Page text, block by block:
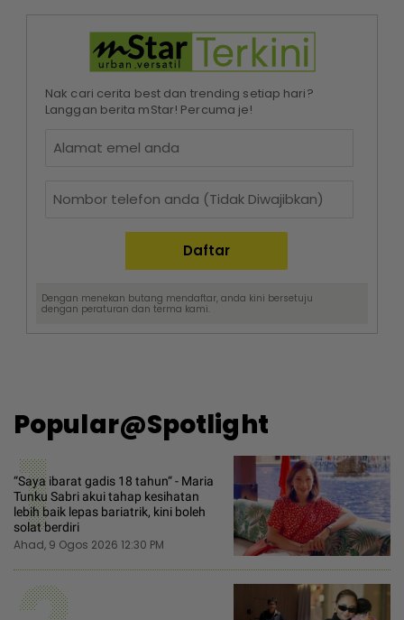
Nak cari cerita best dan trending setiap hari?
Langgan berita mStar! Percuma je!
Dengan menekan butang mendaftar, anda kini bersetuju
dengan peraturan dan terma kami.
Popular@Spotlight
1
“Saya ibarat gadis 18 tahun“ - Maria
Tunku Sabri akui tahap kesihatan
lebih baik lepas bariatrik, kini boleh
solat berdiri
Ahad, 9 Ogos 2026 12:30 PM